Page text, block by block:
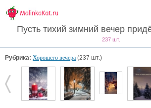
Пусть тихий зимний вечер
237 шт.
Рубрика: Хорошего вечера (237 шт.)